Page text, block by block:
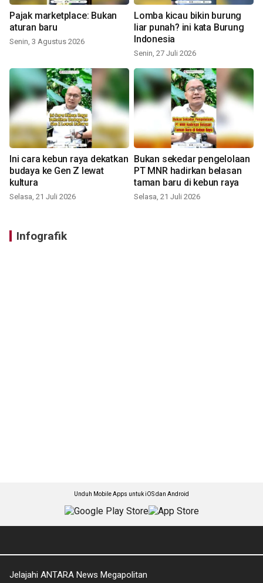
Pajak marketplace: Bukan
aturan baru
Senin, 3 Agustus 2026
Lomba kicau bikin burung
liar punah? ini kata Burung
Indonesia
Senin, 27 Juli 2026
Ini cara kebun raya dekatkan
budaya ke Gen Z lewat
kultura
Selasa, 21 Juli 2026
Bukan sekedar pengelolaan
PT MNR hadirkan belasan
taman baru di kebun raya
Selasa, 21 Juli 2026
Infografik
Unduh Mobile Apps untuk iOS dan Android
Jelajahi ANTARA News Megapolitan